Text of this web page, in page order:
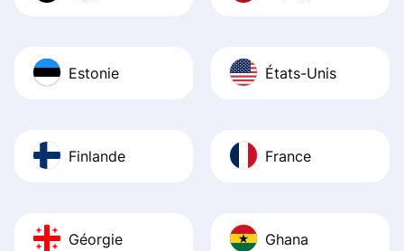
Estonie États-Unis
Finlande France
Géorgie Ghana